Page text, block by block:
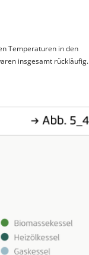
Temperaturen in den
insgesamt rückläufig.